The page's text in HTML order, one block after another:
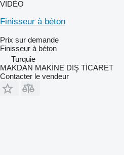
VIDÉO
Finisseur à béton
Prix sur demande
Finisseur à béton
Turquie
MAKDAN MAKİNE DIŞ TİCARET
Contacter le vendeur